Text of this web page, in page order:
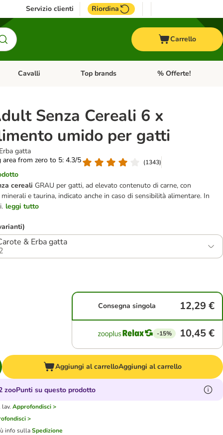
Servizio clienti Riordina
Carrello
Apri Menu Categoria: Acquaristica
Cavalli Apri Menu Categoria: Cavalli
Top brands Apri Menu Categoria:
% Offerte!
Senza Cereali 6 x
umido per gatti
gatta
from zero to 5: 4.3/5
(1343)
cereali GRAU per gatti, ad elevato contenuto di carne, con
e taurina, indicato anche in caso di sensibilità alimentare. In
leggi tutto
& Erba gatta
Consegna singola 12,29 €
-15% 10,45 €
Aggiungi al carrelloAggiungi al carrello
zooPunti su questo prodotto
Approfondisci >
>
info sullaSpedizione